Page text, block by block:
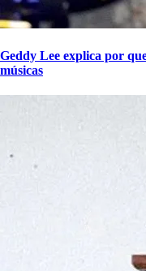
Geddy Lee explica por
músicas